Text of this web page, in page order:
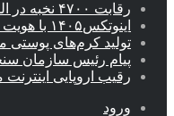
رقابت ۴۷۰۰ نخبه در المپیک فناوری/ حضور ۲۰۰ نفر از ۱۴ کشور دنیا
اینوتکس۱۴۰۵ با هویت جدید برگزار می‌شود
تولید کرم‌های پوستی
پیام رئیس سازمان
رقیب اروپایی
ورود